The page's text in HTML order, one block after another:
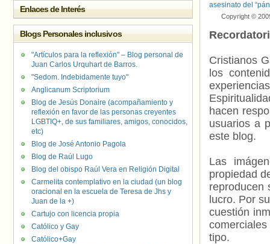
asesinato del
Copyright ©
Cristianos
los
hacen
usuarios a
este blog.
Las
propiedad
reproducen
lucro. Por
cuestión
tipo.
Enlaces de Interés
Blogs Personales inclusivos
"Artículos para la reflexión" – Blog personal de
Juan Carlos Urquhart de Barros.
"Sedom. Indebidamente tuyo"
Anglicanum Scriptorium
Blog de Jesús Donaire (acompañamiento y
reflexión en favor de las personas creyentes
LGBTIQ+, de sus familiares, amigos, conocidos,
etc)
Blog de José Antonio Pagola
Blog de Raúl Lugo
Blog del obispo Raúl Vera en Religión Digital
Carmelita contemplativo en la ciudad (un blog
oracional en la escuela de Teresa de Jhs y
Juan de la +)
Cartujo con licencia propia
Católico y Gay
Católico+Gay